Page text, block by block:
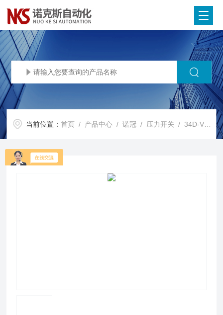
当前位置：首页 / 产品中心 /诺冠 / 压力开关 / 34D-V110G-DD1-AAIMI Norgren诺冠压力开关